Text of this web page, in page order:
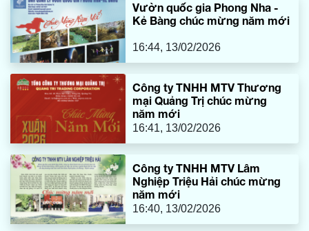
Vườn quốc gia Phong Nha -
Kẻ Bàng chúc mừng năm mới
16:44, 13/02/2026
Công ty TNHH MTV Thương
mại Quảng Trị chúc mừng
năm mới
16:41, 13/02/2026
Công ty TNHH MTV Lâm
Nghiệp Triệu Hải chúc mừng
năm mới
16:40, 13/02/2026